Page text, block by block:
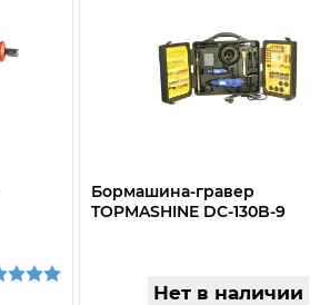
Бормашина-гравер
TOPMASHINE DC-130B-9
Нет в наличии